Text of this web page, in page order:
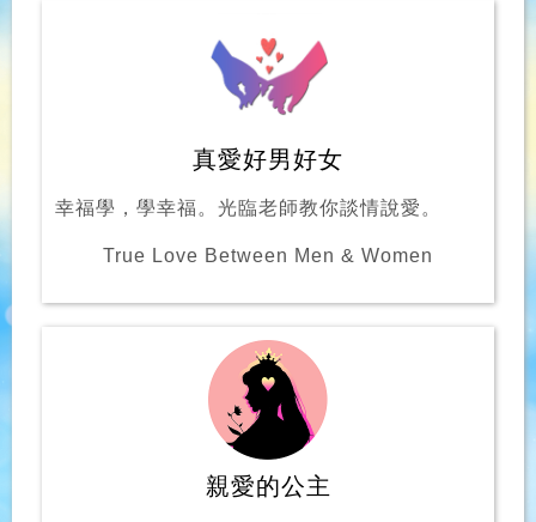
真愛好男好女
幸福學，學幸福。光臨老師教你談情說愛。
True Love Between Men & Women
親愛的公主